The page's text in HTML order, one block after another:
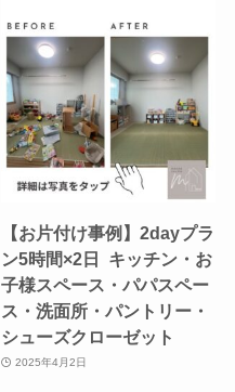
【お片付け事例】2dayプラ
ン5時間×2日 キッチン・お
子様スペース・パパスペー
ス・洗面所・パントリー・
シューズクローゼット
2025年4月2日